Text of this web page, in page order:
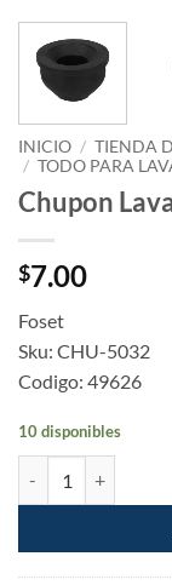
INICIO / TIENDA
/ TODO PARA
Chupon
$7.00
Foset
Sku: CHU-5032
Codigo: 49626
10 disponibles